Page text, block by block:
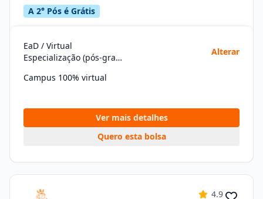
A 2° Pós é Grátis
EaD / Virtual
Especialização (pós-graduação)
Alterar
Campus 100% virtual
Ver mais detalhes
Quero esta bolsa
4.9